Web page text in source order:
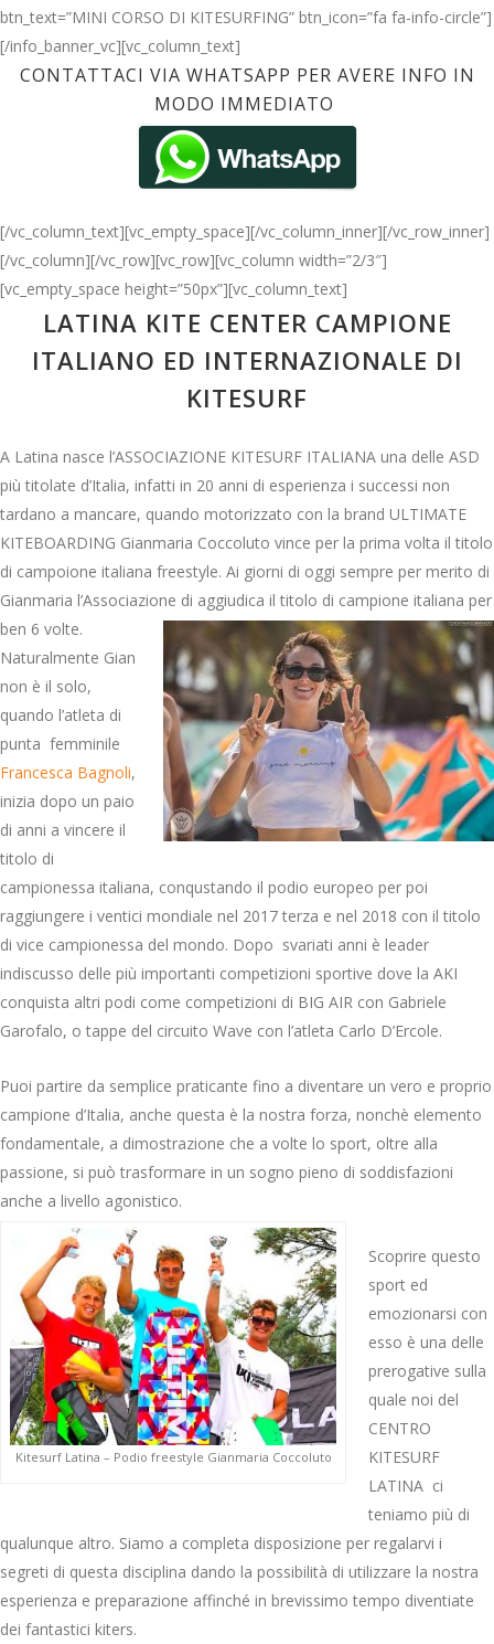
btn_text=”MINI CORSO DI KITESURFING” btn_icon=”fa fa-info-circle”]
[/info_banner_vc][vc_column_text]
CONTATTACI VIA WHATSAPP PER AVERE INFO IN
MODO IMMEDIATO
[/vc_column_text][vc_empty_space][/vc_column_inner][/vc_row_inner]
[/vc_column][/vc_row][vc_row][vc_column width=”2/3″]
[vc_empty_space height=”50px”][vc_column_text]
LATINA KITE CENTER CAMPIONE
ITALIANO ED INTERNAZIONALE DI
KITESURF
A Latina nasce l’ASSOCIAZIONE KITESURF ITALIANA una delle ASD
più titolate d’Italia, infatti in 20 anni di esperienza i successi non
tardano a mancare, quando motorizzato con la brand ULTIMATE
KITEBOARDING Gianmaria Coccoluto vince per la prima volta il titolo
di campoione italiana freestyle. Ai giorni di oggi sempre per merito di
Gianmaria l’Associazione di aggiudica il titolo di campione italiana per
ben 6 volte.
Naturalmente Gian
non è il solo,
quando l’atleta di
punta femminile
Francesca Bagnoli,
inizia dopo un paio
di anni a vincere il
titolo di
campionessa italiana, conqustando il podio europeo per poi
raggiungere i ventici mondiale nel 2017 terza e nel 2018 con il titolo
di vice campionessa del mondo. Dopo svariati anni è leader
indiscusso delle più importanti competizioni sportive dove la AKI
conquista altri podi come competizioni di BIG AIR con Gabriele
Garofalo, o tappe del circuito Wave con l’atleta Carlo D’Ercole.
Puoi partire da semplice praticante fino a diventare un vero e proprio
campione d’Italia, anche questa è la nostra forza, nonchè elemento
fondamentale, a dimostrazione che a volte lo sport, oltre alla
passione, si può trasformare in un sogno pieno di soddisfazioni
anche a livello agonistico.
Kitesurf Latina – Podio freestyle Gianmaria Coccoluto
Scoprire questo
sport ed
emozionarsi con
esso è una delle
prerogative sulla
quale noi del
CENTRO
KITESURF
LATINA ci
teniamo più di
qualunque altro. Siamo a completa disposizione per regalarvi i
segreti di questa disciplina dando la possibilità di utilizzare la nostra
esperienza e preparazione affinché in brevissimo tempo diventiate
dei fantastici kiters.